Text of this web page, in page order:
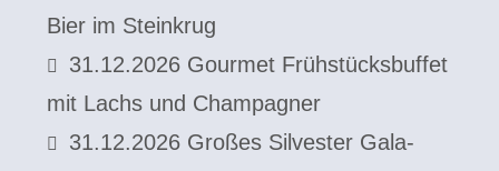
Bier im Steinkrug
31.12.2026 Gourmet Frühstücksbuffet
mit Lachs und Champagner
31.12.2026 Großes Silvester Gala-